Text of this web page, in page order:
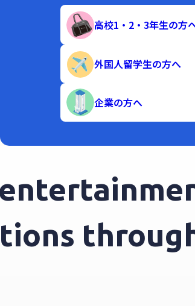
高校1・2・3年生の方
外国人留学生の方へ
企業の方へ